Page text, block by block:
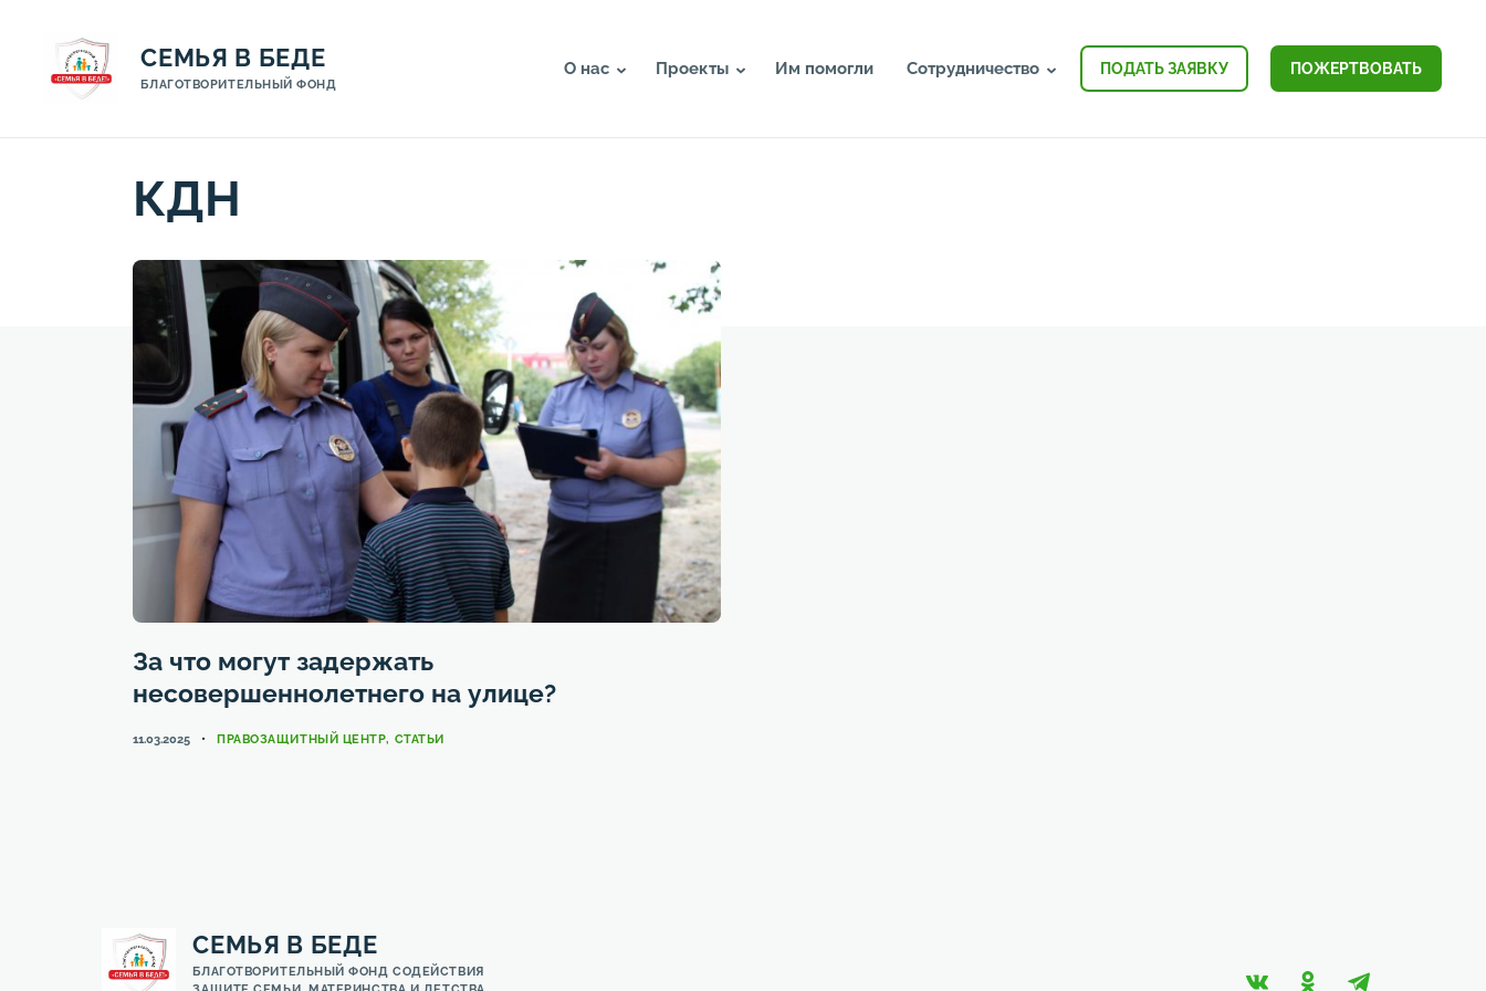
СЕМЬЯ В БЕДЕ
БЛАГОТВОРИТЕЛЬНЫЙ ФОНД
О нас Проекты Им помогли Сотрудничество ПОДАТЬ ЗАЯВКУ ПОЖЕРТВОВАТЬ
КДН
За что могут задержать
несовершеннолетнего на улице?
11.03.2025 КАТЕГОРИИ
ПРАВОЗАЩИТНЫЙ ЦЕНТР, СТАТЬИ
СЕМЬЯ В БЕДЕ
БЛАГОТВОРИТЕЛЬНЫЙ ФОНД СОДЕЙСТВИЯ